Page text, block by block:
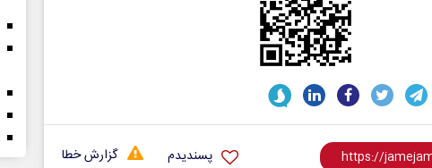
گزارش خطا پسندیدم